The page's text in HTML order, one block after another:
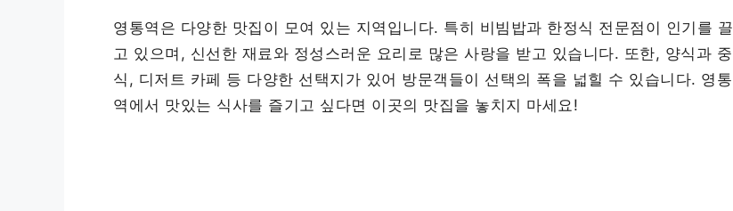
영통역은 다양한 맛집이 모여 있는 지역입니다. 특히 비빔밥과 한정식 전문점이 인기를 끌
고 있으며, 신선한 재료와 정성스러운 요리로 많은 사랑을 받고 있습니다. 또한, 양식과 중
식, 디저트 카페 등 다양한 선택지가 있어 방문객들이 선택의 폭을 넓힐 수 있습니다. 영통
역에서 맛있는 식사를 즐기고 싶다면 이곳의 맛집을 놓치지 마세요!